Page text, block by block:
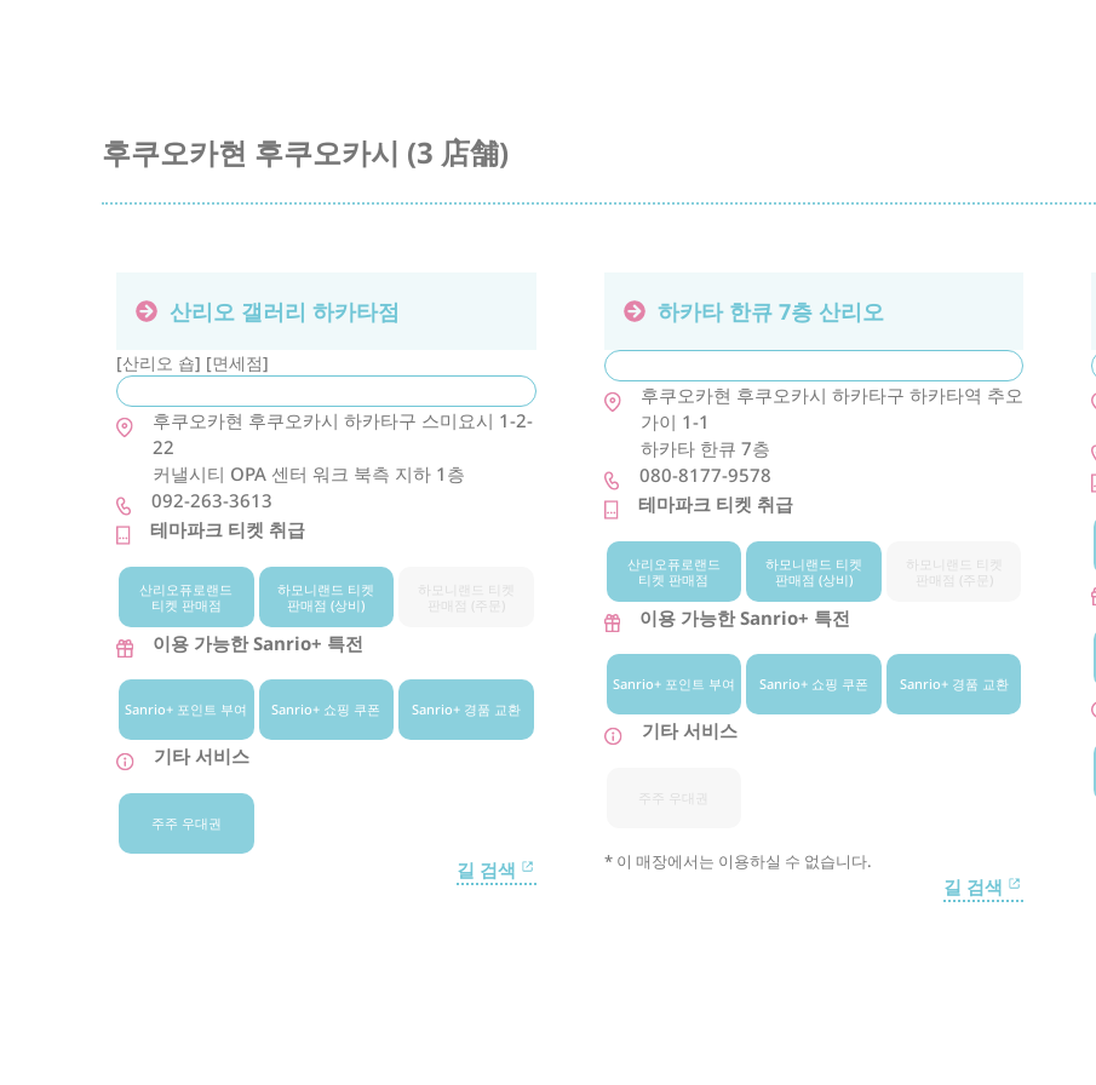
후쿠오카현 후쿠오카시 (3 店舗)
산리오 갤러리 하카타점
[산리오 숍] [면세점]
후쿠오카현 후쿠오카시 하카타구 스미요시 1-2-
22
커낼시티 OPA 센터 워크 북측 지하 1층
092-263-3613
테마파크 티켓 취급
산리오퓨로랜드
티켓 판매점
하모니랜드 티켓
판매점 (상비)
하모니랜드 티켓
판매점 (주문)
이용 가능한 Sanrio+ 특전
Sanrio+ 포인트 부여 Sanrio+ 쇼핑 쿠폰 Sanrio+ 경품 교환
기타 서비스
주주 우대권
길 검색
하카타 한큐 7층 산리오
후쿠오카현 후쿠오카시 하카타구 하카타역 추오
가이 1-1
하카타 한큐 7층
080-8177-9578
테마파크 티켓 취급
산리오퓨로랜드
티켓 판매점
하모니랜드 티켓
판매점 (상비)
하모니랜드 티켓
판매점 (주문)
이용 가능한 Sanrio+ 특전
Sanrio+ 포인트 부여 Sanrio+ 쇼핑 쿠폰 Sanrio+ 경품 교환
기타 서비스
주주 우대권
* 이 매장에서는 이용하실 수 없습니다.
길 검색